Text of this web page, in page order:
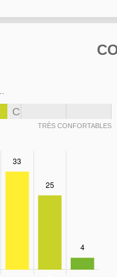
C
TRÈS CONFORTABLES